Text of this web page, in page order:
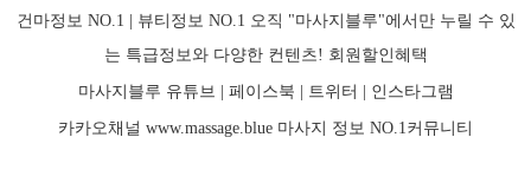
건마정보 NO.1 | 뷰티정보 NO.1 오직 "마사지블루"에서만 누릴 수 있
는 특급정보와 다양한 컨텐츠! 회원할인혜택
마사지블루 유튜브 | 페이스북 | 트위터 | 인스타그램
카카오채널 www.massage.blue 마사지 정보 NO.1커뮤니티